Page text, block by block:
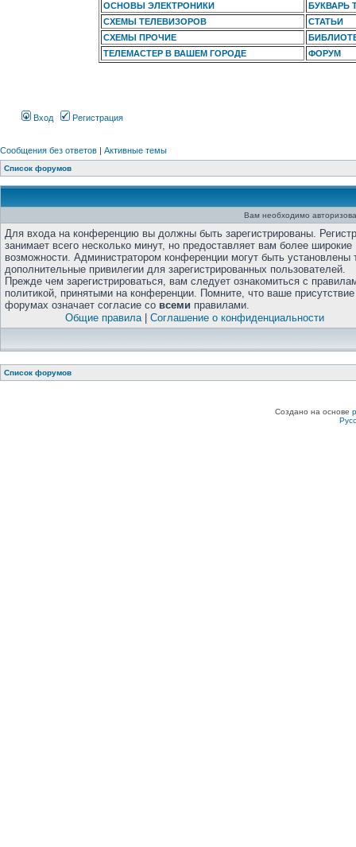
ОСНОВЫ ЭЛЕКТРОНИКИ
БУКВАРЬ
СХЕМЫ ТЕЛЕВИЗОРОВ
СТАТЬИ
СХЕМЫ ПРОЧИЕ
ТЕЛЕМАСТЕР В ВАШЕМ ГОРОДЕ
ФОРУМ
Вход Регистрация
Сообщения без ответов | Активные темы
Список форумов
Вам необходимо
Для входа на конференцию вы должны быть зарегистрированы.
занимает всего несколько минут, но предоставляет вам более широкие
возможности. Администратором конференции могут быть установлены
дополнительные привилегии для зарегистрированных пользователей.
Прежде чем зарегистрироваться, вам следует ознакомиться с
политикой, принятыми на конференции. Помните, что ваше
форумах означает согласие со всеми правилами.
Общие правила| Соглашение о конфиденциальности
Список форумов
Создано на основе